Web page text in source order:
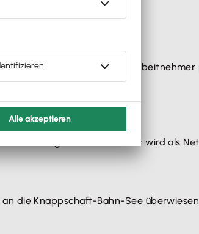
der Sozialabgaben. Arbeitnehmer
Der gesamte Verdienst wird als
die Knappschaft-Bahn-See überwiesen